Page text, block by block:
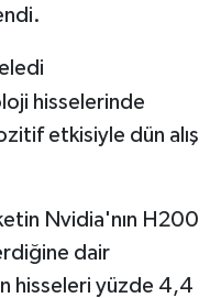
hisselerinde
etkisiyle dün alış
Nvidia'nın H200
dair
hisseleri yüzde 4,4